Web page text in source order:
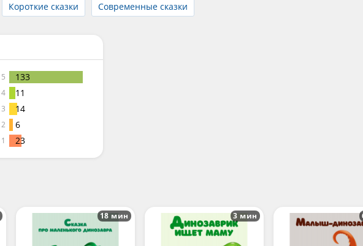
Короткие сказки Современные сказки
5 133
4 11
3 14
2 6
1 23
18 мин 3 мин